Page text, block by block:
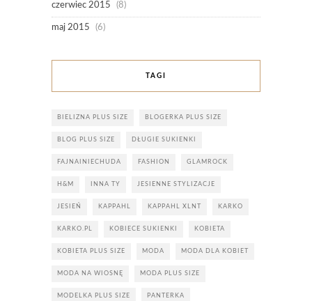
czerwiec 2015 (8)
maj 2015 (6)
TAGI
BIELIZNA PLUS SIZE BLOGERKA PLUS SIZE
BLOG PLUS SIZE DŁUGIE SUKIENKI
FAJNAINIECHUDA FASHION GLAMROCK
H&M INNA TY JESIENNE STYLIZACJE
JESIEŃ KAPPAHL KAPPAHL XLNT KARKO
KARKO.PL KOBIECE SUKIENKI KOBIETA
KOBIETA PLUS SIZE MODA MODA DLA KOBIET
MODA NA WIOSNĘ MODA PLUS SIZE
MODELKA PLUS SIZE PANTERKA